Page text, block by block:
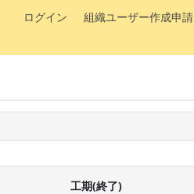
ログイン
組織ユーザー作成申請
工期(終了)